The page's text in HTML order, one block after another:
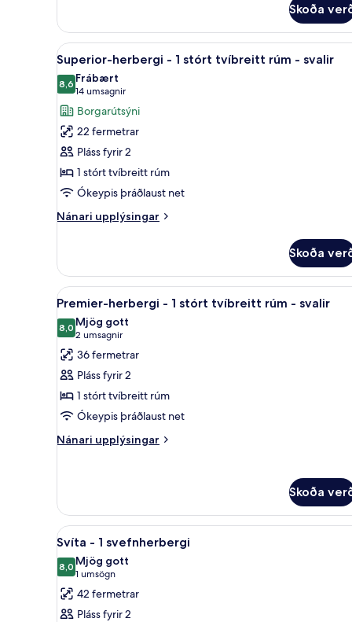
-
svalir
herbergi
1
stórt
tvíbreitt
-
svalir
Skoða
Skoða
allar
myndir
fyrir
Superior-
herbergi
-
1
stórt
tvíbreitt
svalir
Superior-herbergi - 1 stórt
6
Superior-herbergi - 1 stórt tvíbreitt rúm - svalir
8,68,6 af 10
Frábært
14 umsagnir
(14
umsagnir)
Borgarútsýni
22 fermetrar
Pláss fyrir 2
1 stórt tvíbreitt rúm
Ókeypis þráðlaust net
Nánari upplýsingar
Nánari
herbergi
1
stórt
tvíbreitt
rúm
svalir
Skoða
Skoða
allar
myndir
fyrir
Premier-
herbergi
-
1
stórt
svalir
Ítölsk Frette-rúmföt, rúmföt
5
Premier-herbergi - 1 stórt tvíbreitt rúm - svalir
8,08,0 af 10
Mjög gott
2 umsagnir
(2
umsagnir)
36 fermetrar
Pláss fyrir 2
1 stórt tvíbreitt rúm
Ókeypis þráðlaust net
Nánari upplýsingar
Nánari
-
stórt
rúm
-
svalir
Skoða
Skoða
allar
myndir
fyrir
Svíta
Svíta - 1 svefnherbergi |
6
Svíta - 1 svefnherbergi
8,08,0 af 10
Mjög gott
1 umsögn
(1
umsögn)
42 fermetrar
Pláss fyrir 2